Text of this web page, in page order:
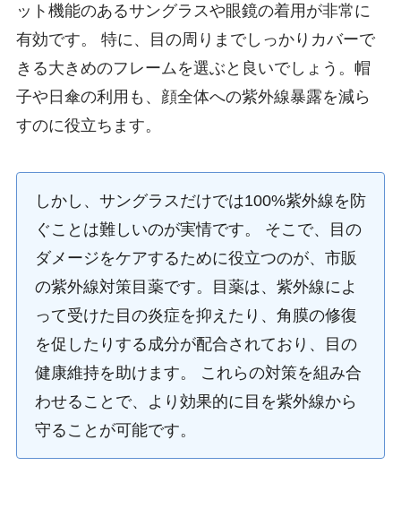
ット機能のあるサングラスや眼鏡の着用が非常に
有効です。 特に、目の周りまでしっかりカバーで
きる大きめのフレームを選ぶと良いでしょう。帽
子や日傘の利用も、顔全体への紫外線暴露を減ら
すのに役立ちます。
しかし、サングラスだけでは100%紫外線を防
ぐことは難しいのが実情です。 そこで、目の
ダメージをケアするために役立つのが、市販
の紫外線対策目薬です。目薬は、紫外線によ
って受けた目の炎症を抑えたり、角膜の修復
を促したりする成分が配合されており、目の
健康維持を助けます。 これらの対策を組み合
わせることで、より効果的に目を紫外線から
守ることが可能です。